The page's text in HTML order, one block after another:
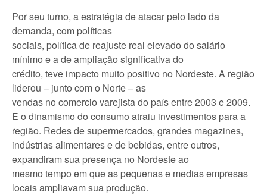
Por seu turno, a estratégia de atacar pelo lado da
demanda, com políticas
sociais, política de reajuste real elevado do salário
mínimo e a de ampliação significativa do
crédito, teve impacto muito positivo no Nordeste. A região
liderou – junto com o Norte – as
vendas no comercio varejista do país entre 2003 e 2009.
E o dinamismo do consumo atraiu investimentos para a
região. Redes de supermercados, grandes magazines,
indústrias alimentares e de bebidas, entre outros,
expandiram sua presença no Nordeste ao
mesmo tempo em que as pequenas e medias empresas
locais ampliavam sua produção.